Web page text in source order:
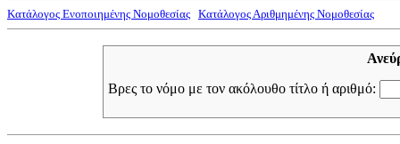
Κατάλογος Ενοποιημένης Νομοθεσίας Κατάλογος Αριθμημένης Νομοθεσίας
Βρες το νόμο με τον ακόλουθο τίτλο ή αριθμό: